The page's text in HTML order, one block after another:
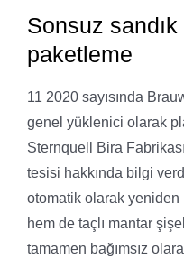
Sonsuz
paketleme
11 2020 sayısında
genel yüklenici olarak
Sternquell Bira
tesisi hakkında bilgi
otomatik olarak
hem de taçlı mantar
tamamen bağımsız